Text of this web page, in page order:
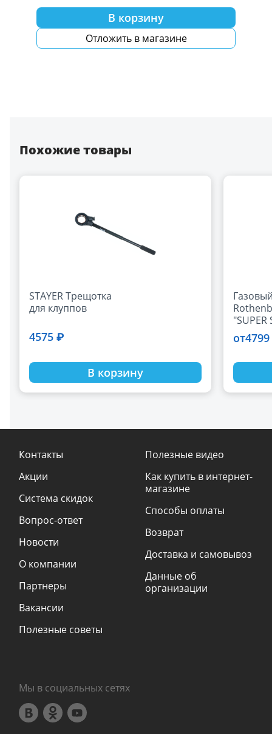
В корзину
Отложить в магазине
Похожие товары
STAYER Трещотка
для клуппов
4575 ₽
В корзину
"SUPER
от
Контакты
Акции
Система скидок
Вопрос-ответ
Новости
О компании
Партнеры
Вакансии
Полезные советы
Полезные видео
Как купить в интернет-
магазине
Способы оплаты
Возврат
Доставка и самовывоз
Данные об
организации
Мы в социальных сетях